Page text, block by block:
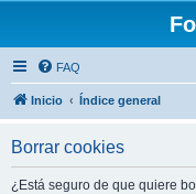
FAQ
Inicio Índice general
Borrar cookies
¿Está seguro de que quiere